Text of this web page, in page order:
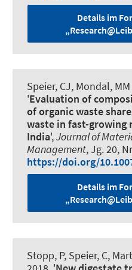
Details im
Speier, CJ, Mondal,
'Evaluation of
of organic waste
waste in fast-
India',Journal of
Management, Jg. 20,
https://doi.org/
Details im
Stopp, P, Speier, C,